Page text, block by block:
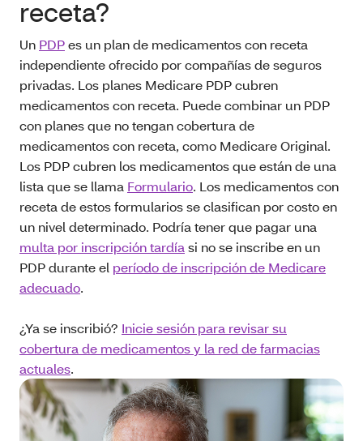
receta?
Un PDPes un plan de medicamentos con receta
independiente ofrecido por compañías de seguros
privadas. Los planes Medicare PDP cubren
medicamentos con receta. Puede combinar un PDP
con planes que no tengan cobertura de
medicamentos con receta, como Medicare Original.
Los PDP cubren los medicamentos que están de una
lista que se llama Formulario. Los medicamentos con
receta de estos formularios se clasifican por costo en
un nivel determinado. Podría tener que pagar una
multa por inscripción tardía si no se inscribe en un
PDP durante el período de inscripción de Medicare
adecuado.
¿Ya se inscribió? Inicie sesión para revisar su
cobertura de medicamentos y la red de farmacias
actuales.